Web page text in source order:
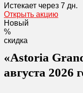
Истекает через 7 дн.
Открыть акцию
Новый
%
скидка
«Astoria
августа 2026